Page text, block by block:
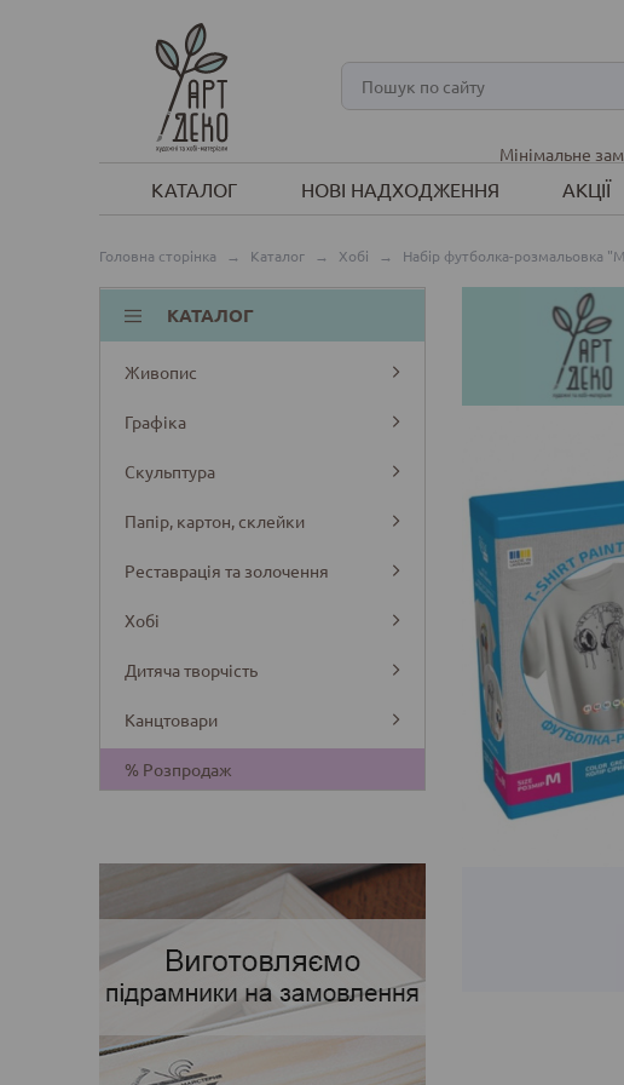
Мінімальне
КАТАЛОГ НОВІ НАДХОДЖЕННЯ АКЦІЇ
Головна сторінка → Каталог → Хобі → Набір футболка-розмальовка
КАТАЛОГ
Живопис
Графіка
Скульптура
Папір, картон, склейки
Реставрація та золочення
Хобі
Дитяча творчість
Канцтовари
% Розпродаж